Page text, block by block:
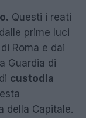
Questi i reati
prime luci
Roma e dai
Guardia di
custodia
della Capitale.